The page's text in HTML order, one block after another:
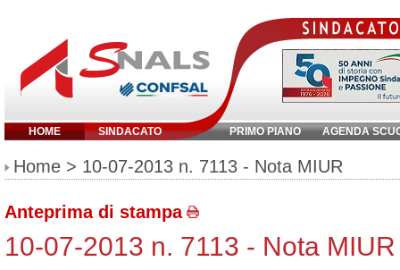
HOME SINDACATO PRIMO PIANO AGENDA
Inserisci parola chiave:
Home > 10-07-2013 n. 7113 - Nota MIUR
Anteprima di stampa
10-07-2013 n. 7113 - Nota MIUR